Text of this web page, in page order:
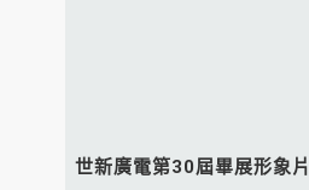
世新廣電第30屆畢展形象